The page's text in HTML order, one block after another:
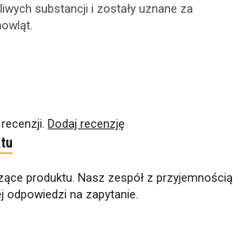
substancji i zostały uznane za
Dodaj recenzję
produktu. Nasz zespół z przyjemnością
odpowiedzi na zapytanie.